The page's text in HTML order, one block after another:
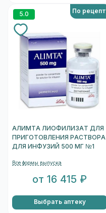
5.0 По
АЛИМТА ЛИОФИЛИЗАТ ДЛЯ
ПРИГОТОВЛЕНИЯ РАСТВОРА
ДЛЯ ИНФУЗИЙ 500 МГ №1
Все формы выпуска
от 16 415 ₽
Выбрать аптеку